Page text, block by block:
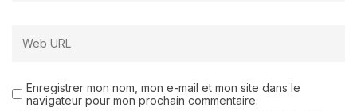
Enregistrer mon nom, mon e-mail et mon site dans le
navigateur pour mon prochain commentaire.